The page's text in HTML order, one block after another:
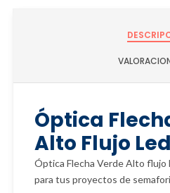
Óptica
Alto Flujo
Óptica Flecha Verde Alto flujo
para tus proyectos de